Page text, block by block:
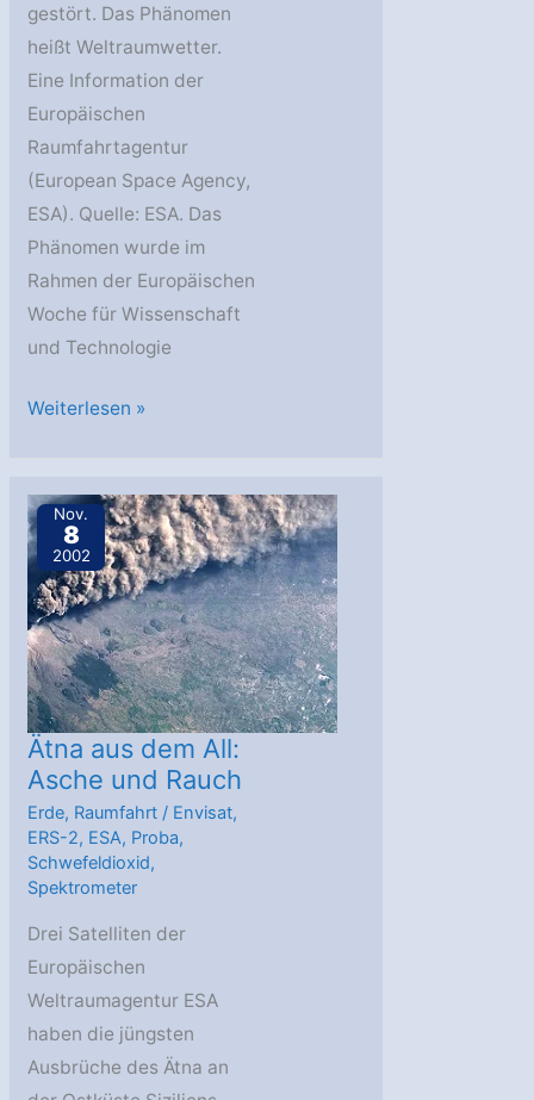
gestört. Das Phänomen
heißt Weltraumwetter.
Eine Information der
Europäischen
Raumfahrtagentur
(European Space Agency,
ESA). Quelle: ESA. Das
Phänomen wurde im
Rahmen der Europäischen
Woche für Wissenschaft
und Technologie
Weltraumwetter:
die
Erde
Weiterlesen »
Nov.
8
2002
Ätna aus dem All:
Asche und Rauch
Erde, Raumfahrt / Envisat,
ERS-2, ESA, Proba,
Schwefeldioxid,
Spektrometer
Drei Satelliten der
Europäischen
Weltraumagentur ESA
haben die jüngsten
Ausbrüche des Ätna an